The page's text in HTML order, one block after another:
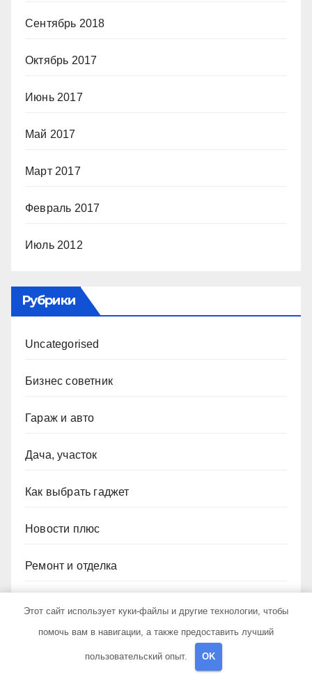
Сентябрь 2018
Октябрь 2017
Июнь 2017
Май 2017
Март 2017
Февраль 2017
Июль 2012
Рубрики
Uncategorised
Бизнес советник
Гараж и авто
Дача, участок
Как выбрать гаджет
Новости плюс
Ремонт и отделка
Этот сайт использует куки-файлы и другие технологии, чтобы
помочь вам в навигации, а также предоставить лучший
пользовательский опыт. OK